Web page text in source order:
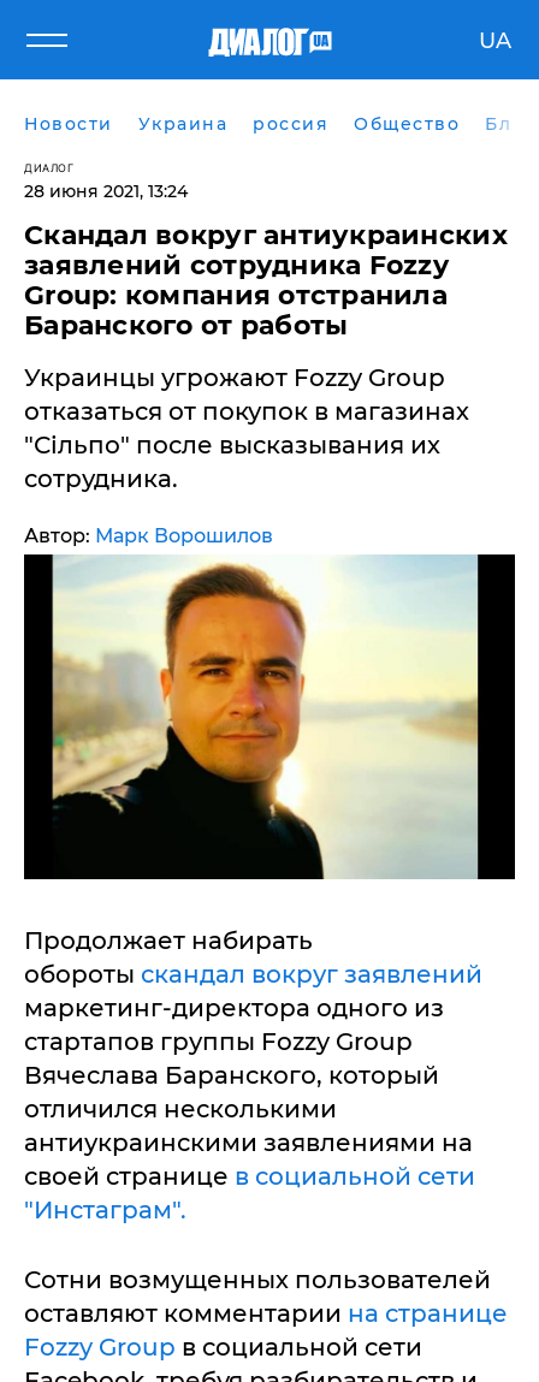
UA
Новости Украина россия Общество
ДИАЛОГ
28 июня 2021, 13:24
Скандал вокруг антиукраинских
заявлений сотрудника Fozzy
Group: компания отстранила
Баранского от работы
Украинцы угрожают Fozzy Group
отказаться от покупок в магазинах
"Сільпо" после высказывания их
сотрудника.
Автор: Марк Ворошилов
Продолжает набирать
обороты скандал вокруг заявлений
маркетинг-директора одного из
стартапов группы Fozzy Group
Вячеслава Баранского, который
отличился несколькими
антиукраинскими заявлениями на
своей странице в социальной сети
"Инстаграм".
Сотни возмущенных пользователей
оставляют комментарии на странице
Fozzy Group в социальной сети